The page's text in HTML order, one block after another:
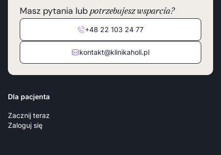
Masz pytania lubpotrzebujesz wsparcia?
+48 22 103 24 77
kontakt@klinikaholi.pl
Dla pacjenta
Zacznij teraz
Zaloguj się